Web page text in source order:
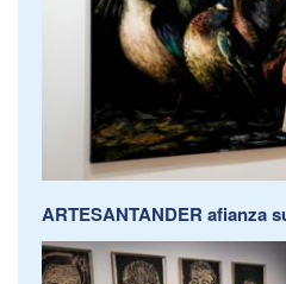
ARTESANTANDER afianza